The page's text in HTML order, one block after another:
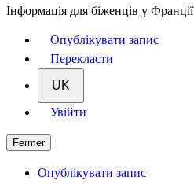
Інформація для біженців у Франції
Опублікувати запис
Перекласти
UK
Увійти
Fermer
Опублікувати запис